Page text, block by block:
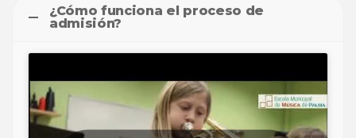
¿Cómo funciona el proceso de
admisión?